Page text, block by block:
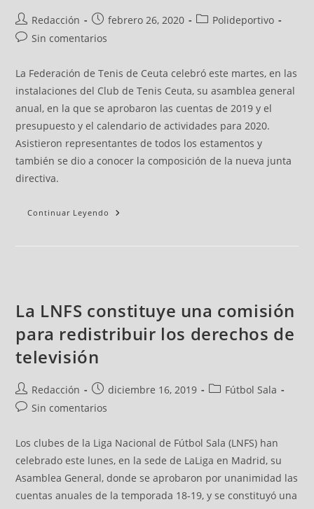
Redacción febrero 26, 2020
Polideportivo
Sin comentarios
La Federación de Tenis de Ceuta celebró este martes, en las
instalaciones del Club de Tenis Ceuta, su asamblea general
anual, en la que se aprobaron las cuentas de 2019 y el
presupuesto y el calendario de actividades para 2020.
Asistieron representantes de todos los estamentos y
también se dio a conocer la composición de la nueva junta
directiva.
Continuar Leyendo
La LNFS constituye una comisión
para redistribuir los derechos de
televisión
Redacción diciembre 16, 2019
Fútbol Sala
Sin comentarios
Los clubes de la Liga Nacional de Fútbol Sala (LNFS) han
celebrado este lunes, en la sede de LaLiga en Madrid, su
Asamblea General, donde se aprobaron por unanimidad las
cuentas anuales de la temporada 18-19, y se constituyó una